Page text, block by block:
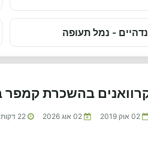
- נמל תעופה
בהשכרת קמפר
02 אוק 2019 02 אוג 2026 22 דקות